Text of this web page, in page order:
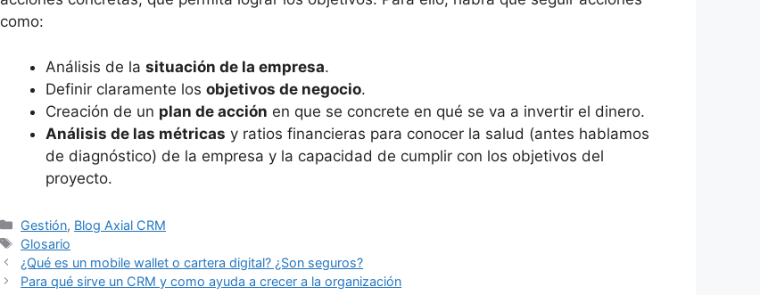
como:
Análisis de la situación de la empresa.
Definir claramente los objetivos de negocio.
Creación de un plan de acción en que se concrete en qué se va a invertir el dinero.
Análisis de las métricas y ratios financieras para conocer la salud (antes hablamos
de diagnóstico) de la empresa y la capacidad de cumplir con los objetivos del
proyecto.
Categorías
Gestión, Blog Axial CRM
Etiquetas
Glosario
Navegación
de
¿Qué es un mobile wallet o cartera digital? ¿Son seguros?
Para qué sirve un CRM y como ayuda a crecer a la organización